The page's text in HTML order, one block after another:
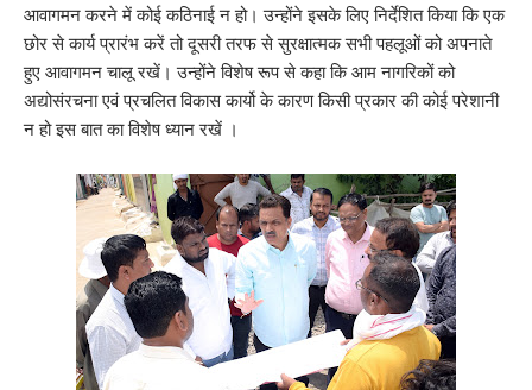
आवागमन करने में कोई कठिनाई न हो। उन्होंने इसके लिए निर्देशित किया कि एक
छोर से कार्य प्रारंभ करें तो दूसरी तरफ से सुरक्षात्मक सभी पहलूओं को अपनाते
हुए आवागमन चालू रखें। उन्होंने विशेष रूप से कहा कि आम नागरिकों को
अद्योसंरचना एवं प्रचलित विकास कार्यो के कारण किसी प्रकार की कोई परेशानी
न हो इस बात का विशेष ध्यान रखें ।